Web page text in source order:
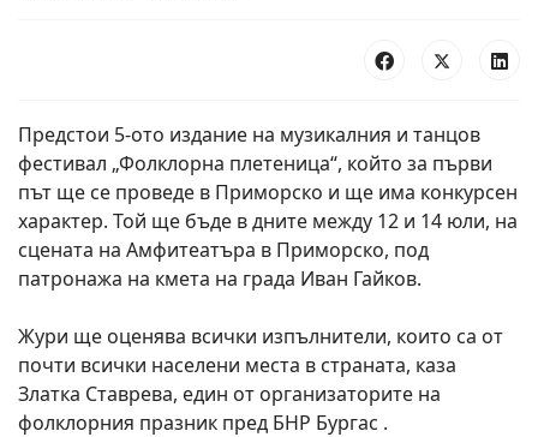
Предстои 5-ото издание на музикалния и танцов
фестивал „Фолклорна плетеница“, който за първи
път ще се проведе в Приморско и ще има конкурсен
характер. Той ще бъде в дните между 12 и 14 юли, на
сцената на Амфитеатъра в Приморско, под
патронажа на кмета на града Иван Гайков.
Жури ще оценява всички изпълнители, които са от
почти всички населени места в страната, каза
Златка Ставрева, един от организаторите на
фолклорния празник пред БНР Бургас .